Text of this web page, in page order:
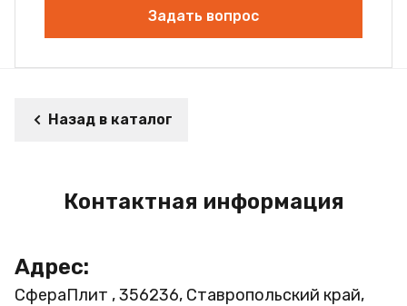
Задать вопрос
Назад в каталог
Контактная информация
Адрес:
СфераПлит , 356236, Ставропольский край,